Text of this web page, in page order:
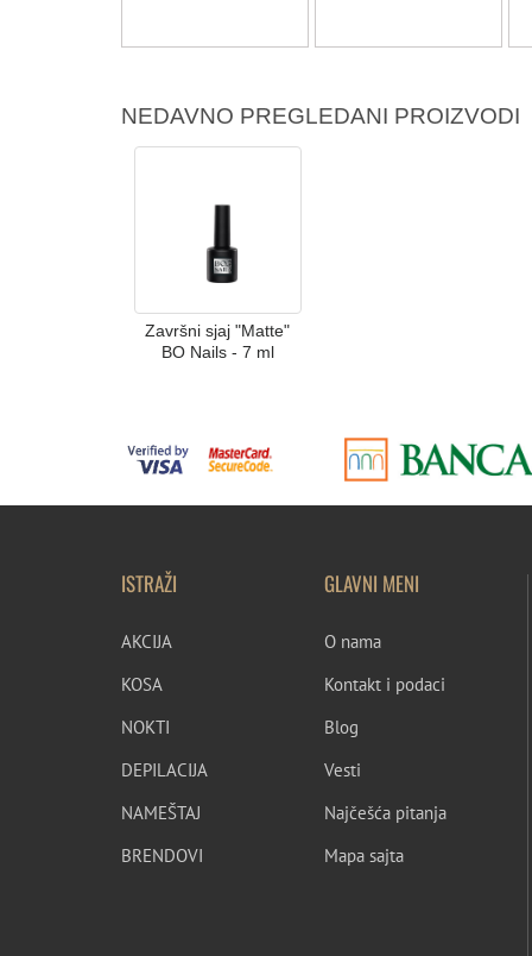
NEDAVNO PREGLEDANI PROIZVODI
Završni sjaj "Matte"
BO Nails - 7 ml
ISTRAŽI
AKCIJA
KOSA
NOKTI
DEPILACIJA
NAMEŠTAJ
BRENDOVI
GLAVNI MENI
O nama
Kontakt i podaci
Blog
Vesti
Najčešća pitanja
Mapa sajta